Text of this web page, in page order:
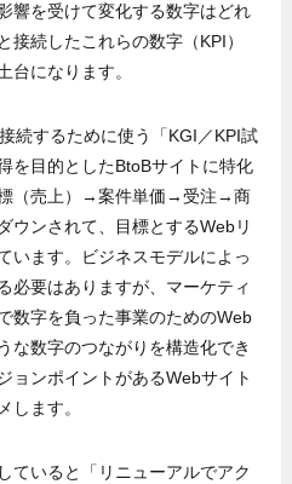
響を受けて変化する数字はどれ
接続したこれらの数字（KPI）
台になります。
続するために使う「KGI／KPI試
を目的としたBtoBサイトに特化
標（売上）→案件単価→受注→商
ンされて、目標とするWebリ
います。ビジネスモデルによっ
必要はありますが、マーケティ
数字を負った事業のためのWeb
な数字のつながりを構造化でき
ョンポイントがあるWebサイト
します。
ていると「リニューアルでアク